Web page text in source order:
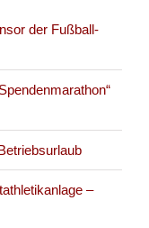
der Fußball-
–